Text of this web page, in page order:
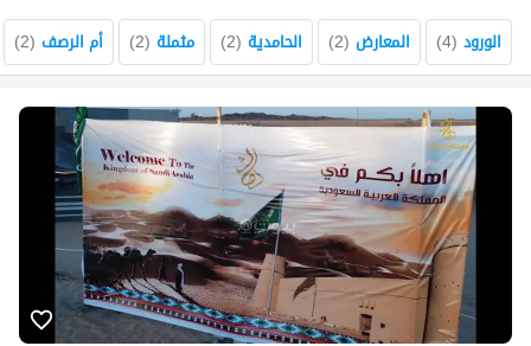
الورود (
4
) المعارض (
2
) الحامدية (
2
) مثملة (
2
) أم الرصف (
2
)